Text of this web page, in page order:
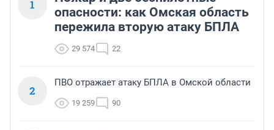
1
опасности: как Омская область
пережила вторую атаку БПЛА
29 574 22
2
ПВО отражает атаку БПЛА в Омской области
19 259 90